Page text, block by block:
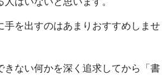
を出すのはあまりおすすめしませ
きない何かを深く追求してから「書